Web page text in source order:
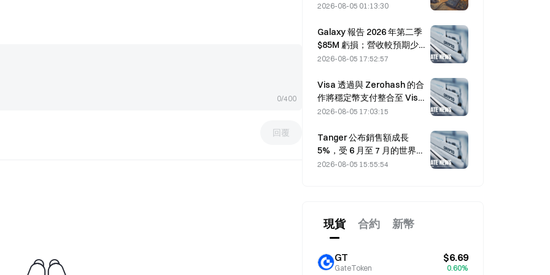
0/400
回覆
波攻擊損失 1.14 億美元
2026-08-05 01:13:30
Galaxy 報告 2026 年第二季
$85M 虧損；營收較預期少 3
億美元，股價下跌 7.23%。
2026-08-05 17:52:57
Visa 透過與 Zerohash 的合
作將穩定幣支付整合至 Visa
Direct
2026-08-05 17:03:15
Tanger 公布銷售額成長
5%，受 6 月至 7 月的世界盃
旅遊帶動
2026-08-05 15:55:54
現貨 合約 新幣
GT
GateToken
$6.69
0.60%